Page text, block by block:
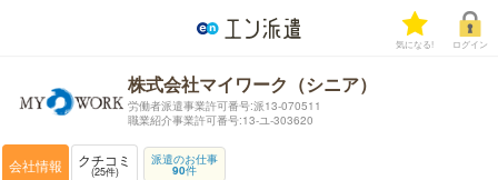
気になる! ログイン
株式会社マイワーク（シニア）
労働者派遣事業許可番号:派13-070511
職業紹介事業許可番号:13-ユ-303620
会社情報 クチコミ
25件
派遣のお仕事
90件